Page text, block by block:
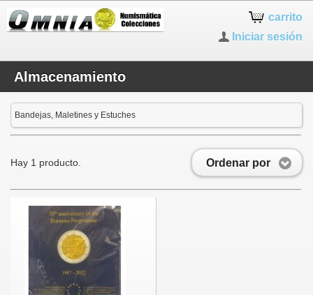
carrito
Iniciar sesión
Almacenamiento
Bandejas, Maletines y Estuches
Ordenar por
Hay 1 producto.